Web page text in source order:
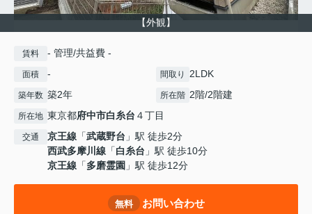
【外観】
賃料 - 管理/共益費 -
面積 - 間取り 2LDK
築年数 築2年 所在階 2階/2階建
所在地 東京都府中市白糸台 ４丁目
交通 京王線 「武蔵野台 」駅 徒歩2分
西武多摩川線 「白糸台 」駅 徒歩10分
京王線 「多磨霊園 」駅 徒歩12分
無料 お問い合わせ